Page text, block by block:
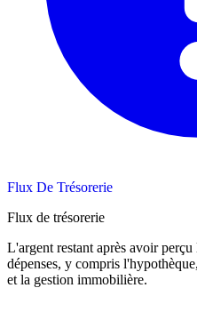
Flux De Trésorerie
Flux de trésorerie
L'argent restant après avoir
dépenses, y compris
et la gestion immobilière.